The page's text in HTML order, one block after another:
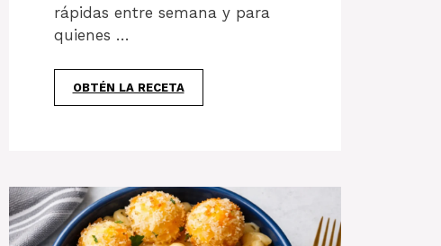
rápidas entre semana y para
quienes …
OBTÉN LA RECETA